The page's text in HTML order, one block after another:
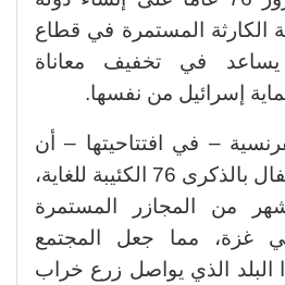
الكارثة المستمرة في قطاع
في تخفيف معاناة
إسرائيل من نفسها.
– في افتتاحيتها – أن
إسرائيل تستعد للاحتفال بالذكرى 76 الكئيبة للغاية،
أكثر من 7 أشهر من المجازر المستمرة
غزة، مما جعل المجتمع
البلد الذي يواصل زرع خراب